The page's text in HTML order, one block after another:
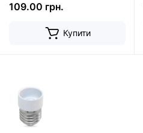
109.00 грн.
Купити